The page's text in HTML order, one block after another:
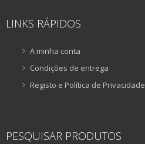
LINKS RÁPIDOS
A minha conta
Condições de entrega
Registo e Política de Privacidade
PESQUISAR PRODUTOS